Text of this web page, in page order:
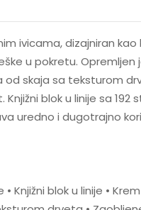
ivicama, dizajniran
u pokretu.
od skaja sa teksturom
blok u linije sa 192
uredno i dugotrajno
Knjižni blok u linije •